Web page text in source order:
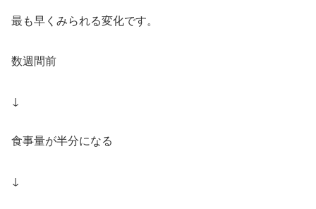
最も早くみられる変化です。
数週間前
↓
食事量が半分になる
↓